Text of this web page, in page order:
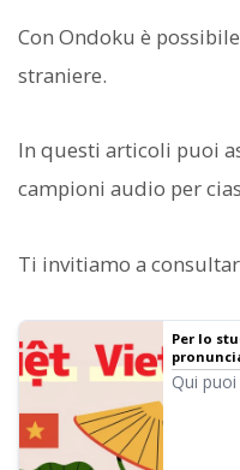
Con Ondoku è
straniere.
In questi articoli puoi
campioni audio per
Ti invitiamo a
Per lo
l'ascolto
Qui